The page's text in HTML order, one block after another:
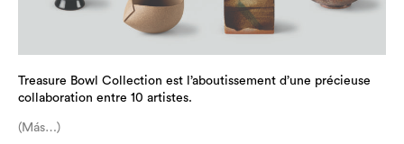
Treasure Bowl Collection est l’aboutissement d’une précieuse
collaboration entre 10 artistes.
(Más…)